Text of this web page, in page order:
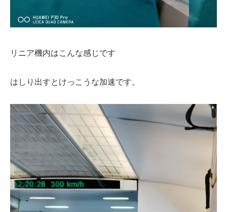
リニア機内はこんな感じです
はしり出すとけっこうな加速です。